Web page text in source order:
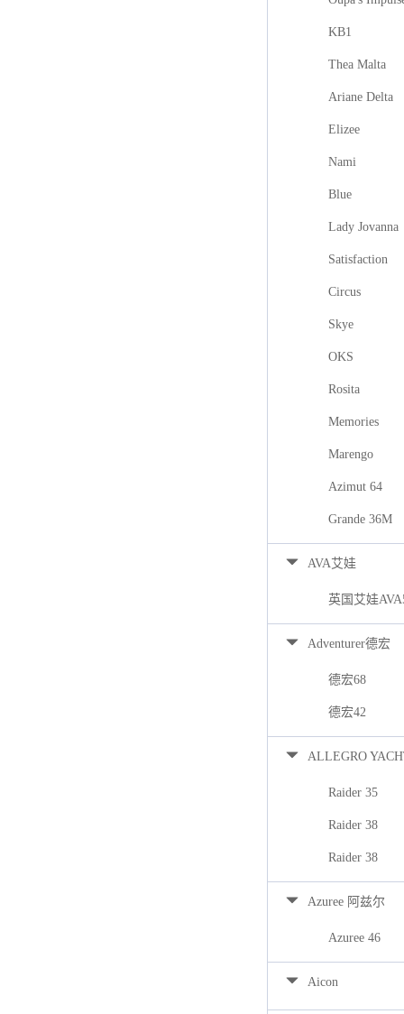
KB1
Thea Malta
Ariane Delta
Elizee
Nami
Blue
Lady Jovanna
Satisfaction
Circus
Skye
OKS
Rosita
Memories
Marengo
Azimut 64
Grande 36M
AVA艾娃
英国艾娃
Adventurer德宏
德宏68
德宏42
ALLEGRO
Raider 35
Raider 38
Raider 38
Azuree 阿兹尔
Azuree 46
Aicon